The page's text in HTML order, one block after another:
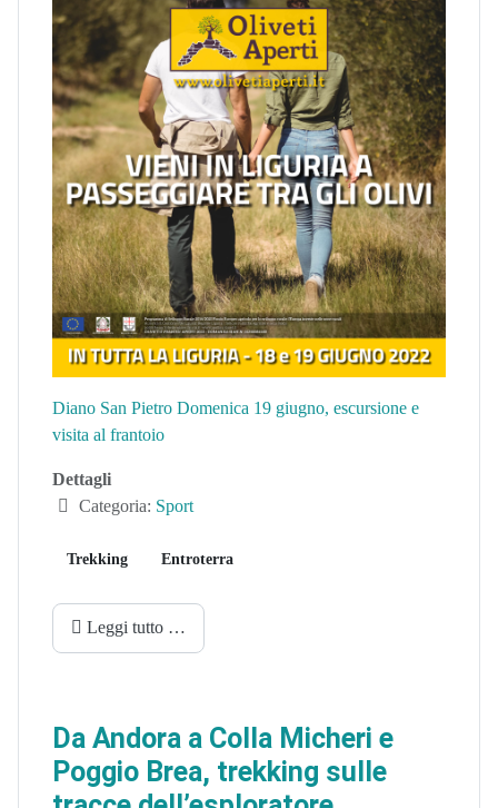
Diano San Pietro Domenica 19 giugno, escursione e
visita al frantoio
Dettagli
Categoria: Sport
Trekking Entroterra
Leggi tutto …
Da Andora a Colla Micheri e
Poggio Brea, trekking sulle